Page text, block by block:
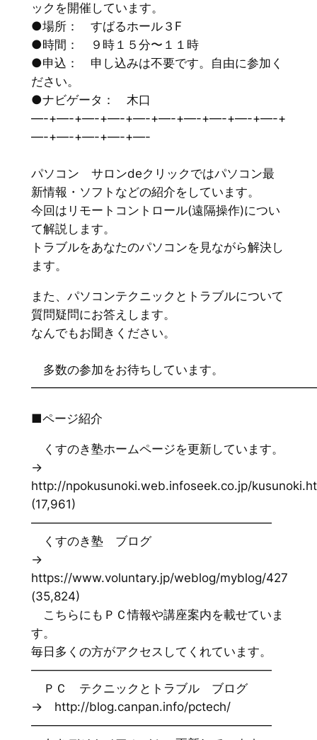
ックを開催しています。
●場所： すばるホール３F
●時間： ９時１５分〜１１時
●申込： 申し込みは不要です。自由に参加く
ださい。
●ナビゲータ： 木口
—-+—-+—-+—-+—-+—-+—-+—-+—-+—-+
—-+—-+—-+—-+—-
パソコン サロンdeクリックではパソコン最
新情報・ソフトなどの紹介をしています。
今回はリモートコントロール(遠隔操作)につい
て解説します。
トラブルをあなたのパソコンを見ながら解決し
ます。
また、パソコンテクニックとトラブルについて
質問疑問にお答えします。
なんでもお聞きください。
多数の参加をお待ちしています。
■ページ紹介
くすのき塾ホームページを更新しています。
→
http://npokusunoki.web.infoseek.co.jp/
(17,961)
————————————————————
くすのき塾 ブログ
→
https://www.voluntary.jp/weblog/myblog/427
(35,824)
こちらにもＰＣ情報や講座案内を載せていま
す。
毎日多くの方がアクセスしてくれています。
————————————————————
ＰＣ テクニックとトラブル ブログ
→ http://blog.canpan.info/pctech/
————————————————————